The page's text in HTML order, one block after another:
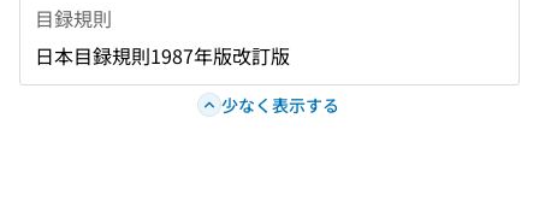
目録規則
日本目録規則1987年版改訂版
少なく表示する